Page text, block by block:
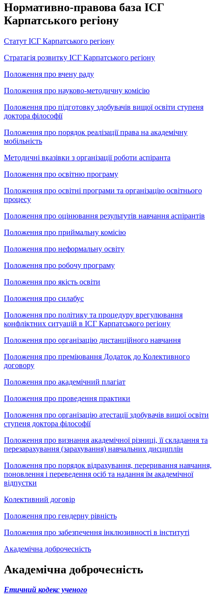
Нормативно-правова база ІСГ
Карпатського регіону
Статут ІСГ Карпатського регіону
Стратагія розвитку ІСГ Карпатського регіону
Положення про вчену раду
Положення про науково-методичну комісію
Положення про підготовку здобувачів вищої освіти ступеня
доктора філософії
Положення про порядок реалізації права на академічну
мобільність
Методичні вказівки з організації роботи аспіранта
Положення про освітню програму
Положення про освітні програми та організацію освітнього
процесу
Положення про оцінювання результутів навчання аспірантів
Положення про приймальну комісію
Положення про неформальну освіту
Положення про робочу програму
Положення про якість освіти
Положення про силабус
Положення про політику та процедуру врегулювання
конфліктних ситуацій в ІСГ Карпатського регіону
Положення про організацію дистанційного навчання
Положення про преміювання Додаток до Колективного
договору
Положення про академічний плагіат
Положення про проведення практики
Положення про організацію атестації здобувачів вищої освіти
ступеня доктора філософії
Положення про визнання академічної різниці, її складання та
перезарахування (зарахування) навчальних дисциплін
Положення про порядок відрахування, переривання навчання,
поновлення і переведення осіб та надання їм академічної
відпустки
Колективний договір
Положення про гендерну рівність
Положення про забезпечення інклюзивності в інституті
Академічна доброчесність
Академічна доброчесність
Етичний кодекс ученого